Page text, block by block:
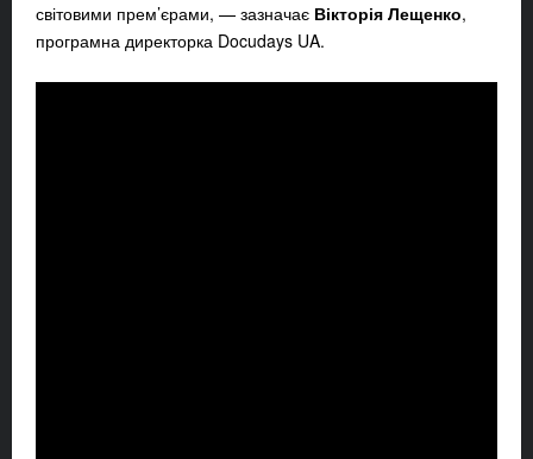
світовими прем’єрами, — зазначає Вікторія Лещенко,
програмна директорка Docudays UA.